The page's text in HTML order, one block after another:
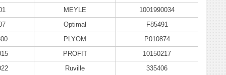
MEYLE
1001990034
Optimal
F85491
PLYOM
P010874
PROFIT
10150217
Ruville
335406